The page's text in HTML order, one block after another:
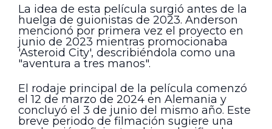
La idea de esta película surgió antes de la
huelga de guionistas de 2023. Anderson
mencionó por primera vez el proyecto en
junio de 2023 mientras promocionaba
'Asteroid City', describiéndola como una
"aventura a tres manos".
El rodaje principal de la película comenzó
el 12 de marzo de 2024 en Alemania y
concluyó el 3 de junio del mismo año. Este
breve periodo de filmación sugiere una